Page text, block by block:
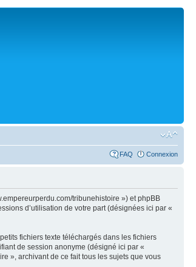
FAQ Connexion
tribunehistoire ») et phpBB
d’utilisation de votre part (désignées ici par «
fichiers texte téléchargés dans les fichiers
de session anonyme (désigné ici par «
», archivant de ce fait tous les sujets que vous